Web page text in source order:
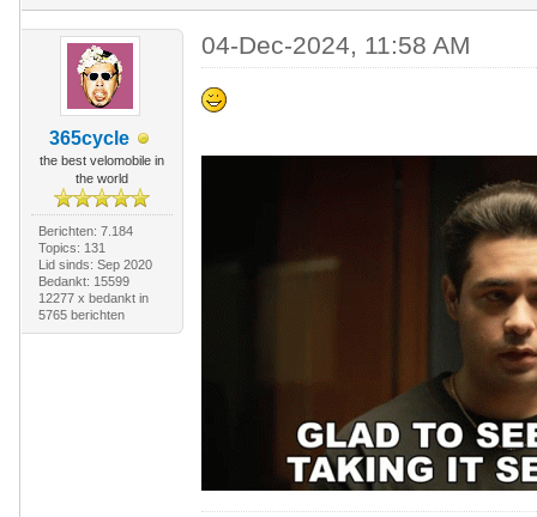
365cycle
the best velomobile in
the world
Berichten: 7.184
Topics: 131
Lid sinds: Sep 2020
Bedankt: 15599
12277 x bedankt in
5765 berichten
04-Dec-2024, 11:58 AM